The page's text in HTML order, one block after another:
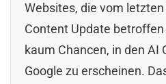
Websites, die vom letzten
Content Update
kaum Chancen, in den AI
Google zu erscheinen.